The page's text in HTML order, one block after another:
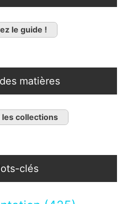
le guide !
matières
collections
clés